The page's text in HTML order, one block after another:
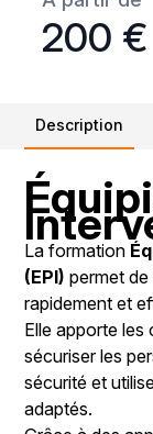
200 €
Description
La formation
(EPI) permet
rapidement et
Elle apporte les
sécuriser les
sécurité et
adaptés.